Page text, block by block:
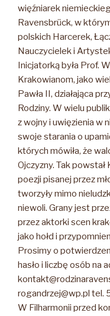
więźniarek
Ravensbrück, w
polskich Harcerek,
Nauczycielek i
Inicjatorką była Prof.
Krakowianom, jako
Pawła II, działająca
Rodziny. W wielu
z wojny i uwięzienia w
swoje starania o
których mówiła, że
Ojczyzny. Tak
poezji pisanej przez
tworzyły mimo
niewoli. Grany jest
przez aktorki scen
jako hołd i
Prosimy o
hasło i liczbę osób na
rogandrzej@wp.pl tel.
W Filharmonii przed